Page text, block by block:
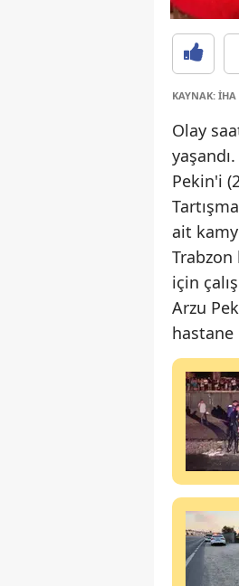
KAYNAK: İHA
Olay
Pekin'i
ait
için
Arzu
hastane